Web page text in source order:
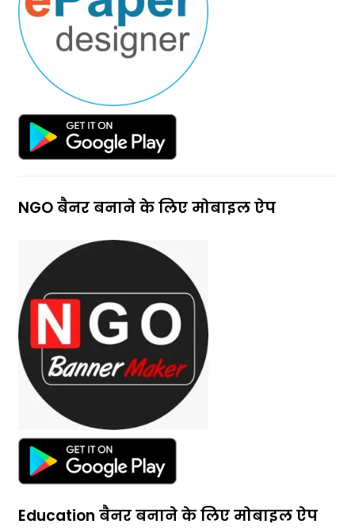
NGO बैनर बनाने के लिए मोबाइल ऐप
Education बैनर बनाने के लिए मोबाइल ऐप